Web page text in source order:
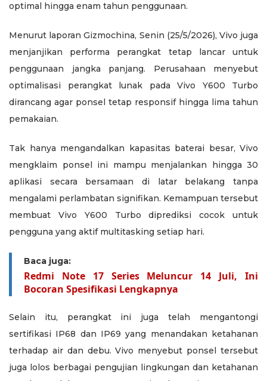
optimal hingga enam tahun penggunaan.
Menurut laporan Gizmochina, Senin (25/5/2026), Vivo juga
menjanjikan performa perangkat tetap lancar untuk
penggunaan jangka panjang. Perusahaan menyebut
optimalisasi perangkat lunak pada Vivo Y600 Turbo
dirancang agar ponsel tetap responsif hingga lima tahun
pemakaian.
Tak hanya mengandalkan kapasitas baterai besar, Vivo
mengklaim ponsel ini mampu menjalankan hingga 30
aplikasi secara bersamaan di latar belakang tanpa
mengalami perlambatan signifikan. Kemampuan tersebut
membuat Vivo Y600 Turbo diprediksi cocok untuk
pengguna yang aktif multitasking setiap hari.
Baca juga:
Redmi Note 17 Series Meluncur 14 Juli, Ini
Bocoran Spesifikasi Lengkapnya
Selain itu, perangkat ini juga telah mengantongi
sertifikasi IP68 dan IP69 yang menandakan ketahanan
terhadap air dan debu. Vivo menyebut ponsel tersebut
juga lolos berbagai pengujian lingkungan dan ketahanan